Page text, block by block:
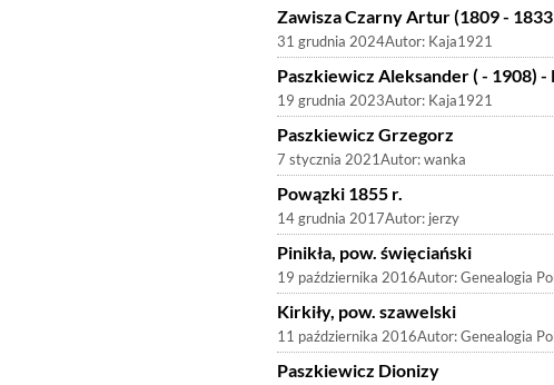
Zawisza Czarny Artur (1809 -
31 grudnia 2024Autor: Kaja1921
Paszkiewicz Aleksander ( - 1908)
19 grudnia 2023Autor: Kaja1921
Paszkiewicz Grzegorz
7 stycznia 2021Autor:wanka
Powązki 1855 r.
14 grudnia 2017Autor: jerzy
Pinikła, pow. święciański
19 października 2016Autor:Genealogia
Kirkiły, pow. szawelski
11 października 2016Autor:Genealogia
Paszkiewicz Dionizy